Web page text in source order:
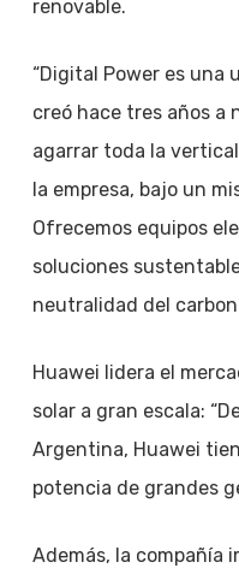
renovable.
“Digital Power es una
creó hace tres años a
agarrar toda la
la empresa, bajo un
Ofrecemos equipos
soluciones
neutralidad del
Huawei lidera el
solar a gran escala:
Argentina, Huawei
potencia de grandes
Además, la compañía